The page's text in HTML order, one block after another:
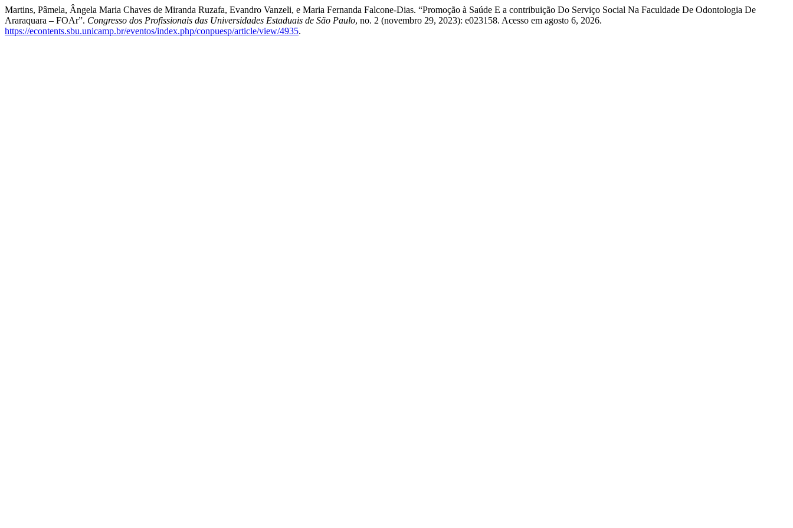
Martins, Pâmela, Ângela Maria Chaves de Miranda Ruzafa, Evandro Vanzeli, e Maria Fernanda Falcone-Dias. “Promoção à Saúde E a contribuição Do Serviço Social Na Faculdade De Odontologia De
Araraquara – FOAr”. Congresso dos Profissionais das Universidades Estaduais de São Paulo, no. 2 (novembro 29, 2023): e023158. Acesso em agosto 6, 2026.
https://econtents.sbu.unicamp.br/eventos/index.php/conpuesp/article/view/4935.